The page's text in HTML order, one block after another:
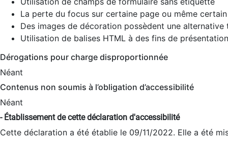
La perte du focus sur certaine page ou même
Des images de décoration possèdent une alternative
Utilisation de balises HTML à des fins de
Dérogations pour charge disproportionnée
Néant
Contenus non soumis à l’obligation d’accessibilité
Néant
- Établissement de cette déclaration d'accessibilité
Cette déclaration a été établie le 09/11/2022. Elle a été